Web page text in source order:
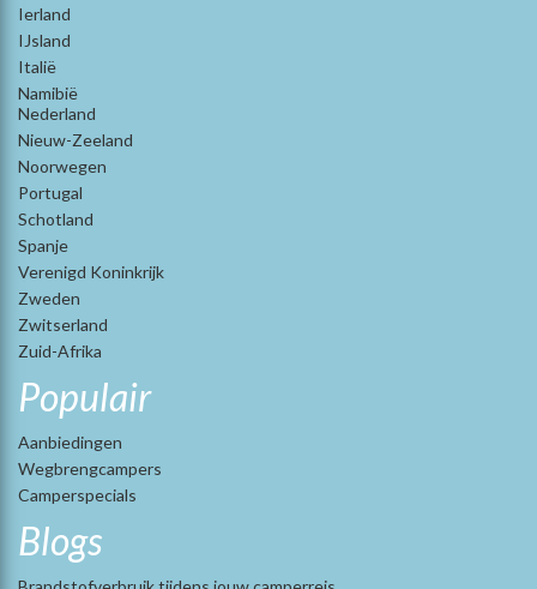
Ierland
IJsland
Italië
Namibië
Nederland
Nieuw-Zeeland
Noorwegen
Portugal
Schotland
Spanje
Verenigd Koninkrijk
Zweden
Zwitserland
Zuid-Afrika
Populair
Aanbiedingen
Wegbrengcampers
Camperspecials
Blogs